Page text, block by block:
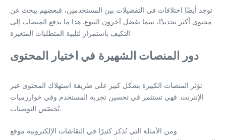
توجد أيضًا اختلافات في التفضيلات بين المستخدمين، فبعضهم يبحث عن
محتوى أكثر تحديدًا، بينما يفضل آخرون التنوع. هذا ما يدفع المنصات إلى
التكيف باستمرار لتلبية المتطلبات المتغيرة.
دور المنصات الشهيرة في اختيار المحتوى
تؤثر المنصات الكبيرة بشكل كبير على طريقة استهلاك المحتوى عبر
الإنترنت. فهي تستثمر في تحسين تجربة المستخدم وفي خوارزميات
تُخصّص التوصيات.
ومن الأمثلة التي تُذكر كثيرًا في النقاشات الإلكترونية موقع